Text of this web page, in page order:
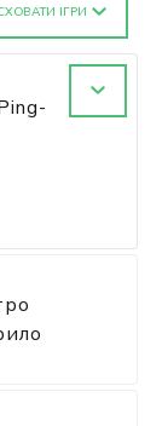
ІГРИ